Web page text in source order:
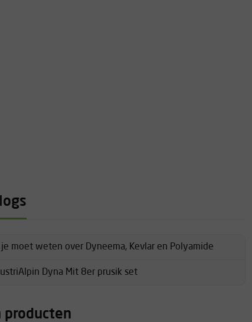
moet weten over Dyneema, Kevlar en Polyamide
Dyna Mit 8er prusik set
producten